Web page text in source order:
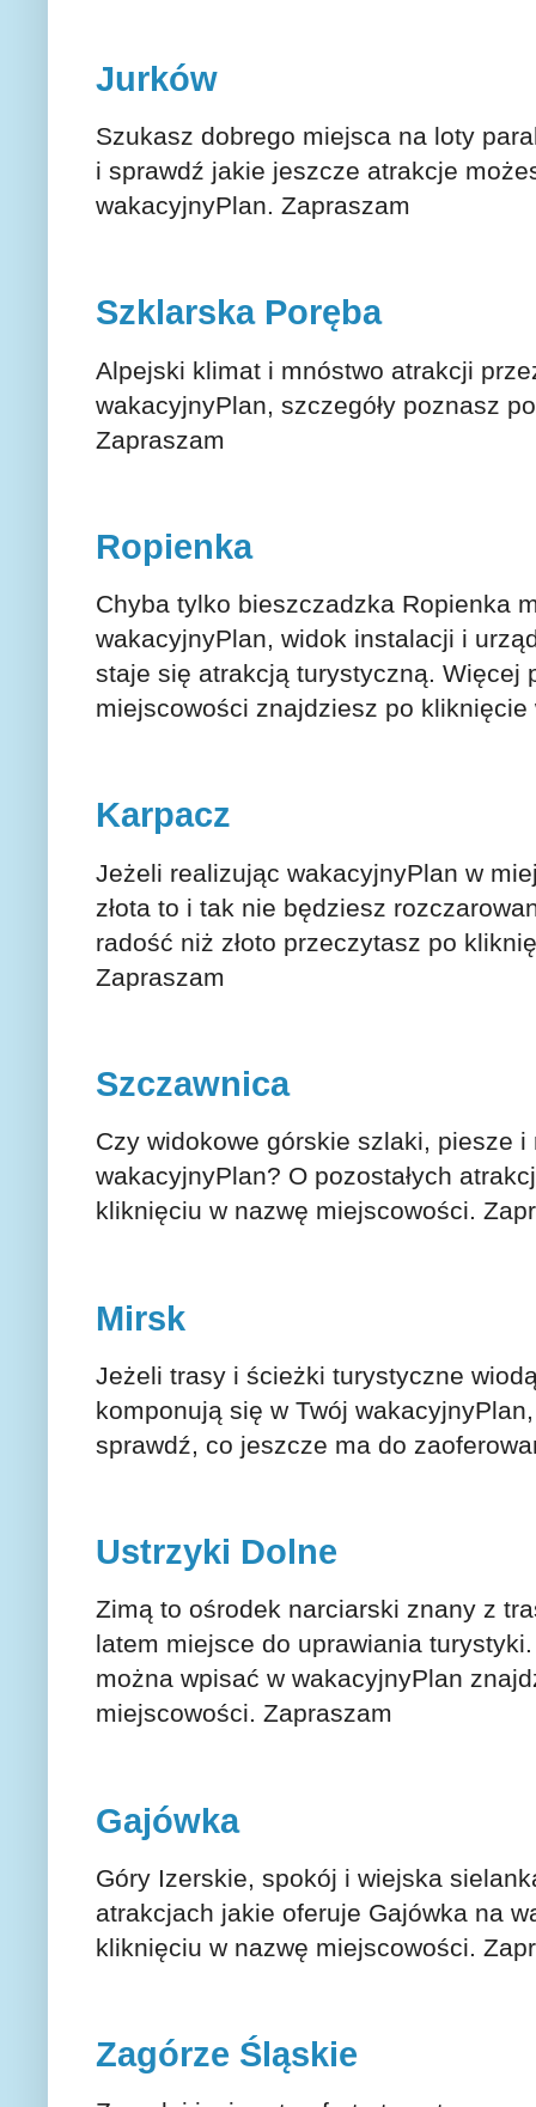
Jurków
Szukasz dobrego miejsca na loty
i sprawdź jakie jeszcze atrakcje
wakacyjnyPlan. Zapraszam
Szklarska Poręba
Alpejski klimat i mnóstwo atrakcji
wakacyjnyPlan, szczegóły poznasz
Zapraszam
Ropienka
Chyba tylko bieszczadzka Ropienka
wakacyjnyPlan, widok instalacji i
staje się atrakcją turystyczną. Więcej
miejscowości znajdziesz po
Karpacz
Jeżeli realizując wakacyjnyPlan w
złota to i tak nie będziesz
radość niż złoto przeczytasz po
Zapraszam
Szczawnica
Czy widokowe górskie szlaki, piesze
wakacyjnyPlan? O pozostałych
kliknięciu w nazwę miejscowości.
Mirsk
Jeżeli trasy i ścieżki turystyczne
komponują się w Twój
sprawdź, co jeszcze ma do
Ustrzyki Dolne
Zimą to ośrodek narciarski znany z
latem miejsce do uprawiania
można wpisać w wakacyjnyPlan
miejscowości. Zapraszam
Gajówka
Góry Izerskie, spokój i wiejska
atrakcjach jakie oferuje Gajówka na
kliknięciu w nazwę miejscowości.
Zagórze Śląskie